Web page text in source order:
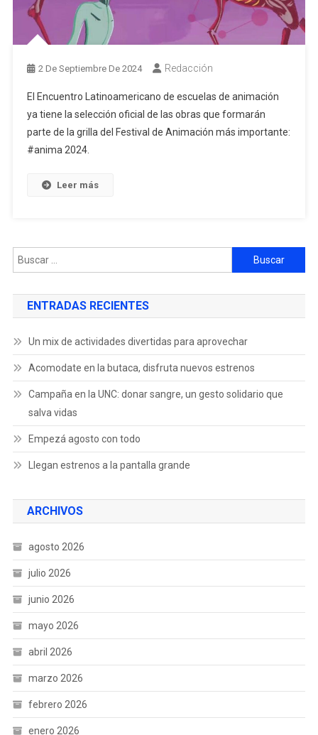
2 De Septiembre De 2024 Redacción
El Encuentro Latinoamericano de escuelas de animación
ya tiene la selección oficial de las obras que formarán
parte de la grilla del Festival de Animación más importante:
#anima 2024.
Leer más
ENTRADAS RECIENTES
Un mix de actividades divertidas para aprovechar
Acomodate en la butaca, disfruta nuevos estrenos
Campaña en la UNC: donar sangre, un gesto solidario que
salva vidas
Empezá agosto con todo
Llegan estrenos a la pantalla grande
ARCHIVOS
agosto 2026
julio 2026
junio 2026
mayo 2026
abril 2026
marzo 2026
febrero 2026
enero 2026